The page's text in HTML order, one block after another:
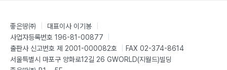
좋은땅㈜ 대표이사 이기봉
사업자등록번호 196-81-00877
출판사 신고번호 제 2001-000082호
FAX 02-374-8614
서울특별시 마포구 양화로12길 26 GWORLD(지월드)빌딩